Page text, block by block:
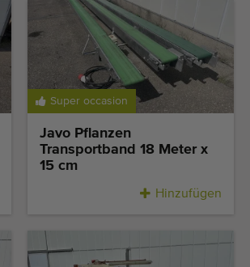
Super occasion
Javo Pflanzen
Transportband 18 Meter x
15 cm
Hinzufügen